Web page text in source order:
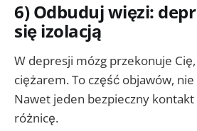
6) Odbuduj więzi:
się izolacją
W depresji mózg przekonuje
ciężarem. To część objawów,
Nawet jeden bezpieczny
różnicę.